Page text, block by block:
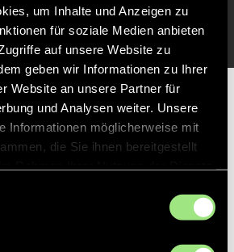
um Inhalte und Anzeigen zu
für soziale Medien anbieten
auf unsere Website zu
geben wir Informationen zu Ihrer
Website an unsere Partner für
und Analysen weiter. Unsere
Informationen möglicherweise mit
die Sie ihnen bereitgestellt